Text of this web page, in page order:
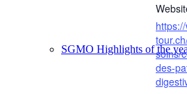
SGMO Highlights of thesoins/
des-